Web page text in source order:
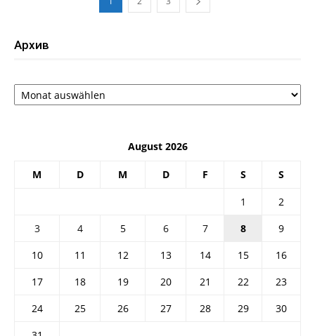
Архив
Архив
August 2026
M D M D F S S
1
2
3
4 5 6 7 8
9
10
11 12 13 14 15
16
17
18 19 20 21 22
23
24
25 26 27 28 29
30